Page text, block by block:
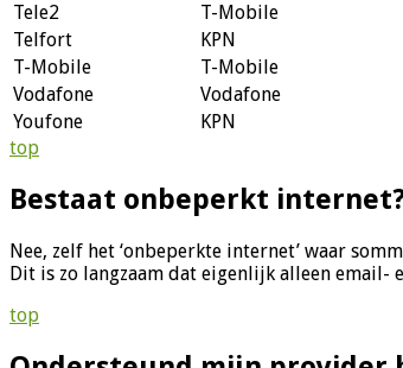
Tele2
T-Mobile
Telfort
KPN
T-Mobile
T-Mobile
Vodafone
Vodafone
Youfone
KPN
top
Bestaat onbeperkt
Nee, zelf het ‘onbeperkte internet’ waar
Dit is zo langzaam dat eigenlijk alleen email-
top